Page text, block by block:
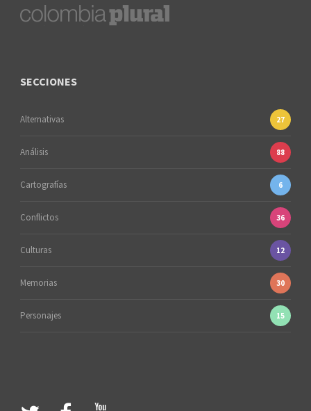
SECCIONES
Alternativas 27
Análisis 88
Cartografías 6
Conflictos 36
Culturas 12
Memorias 30
Personajes 15